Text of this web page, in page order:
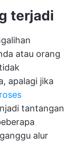
terjadi
atau orang
apalagi jika
tantangan
alur